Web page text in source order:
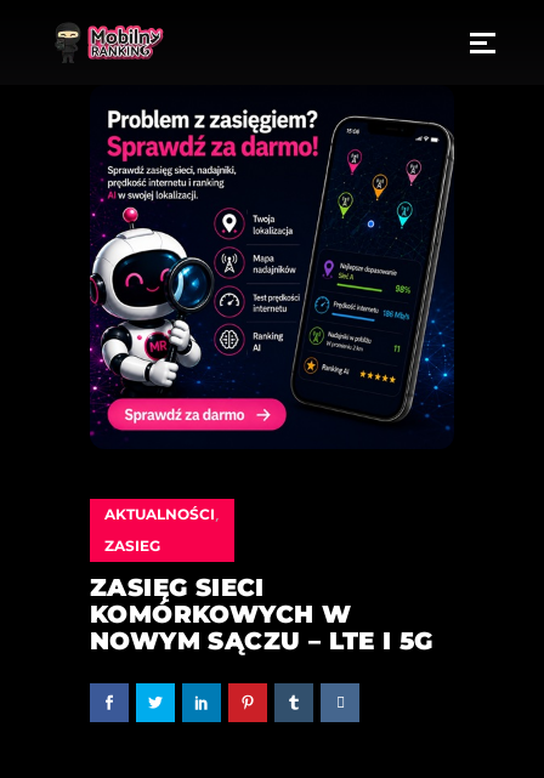
AKTUALNOŚCI
ZASIEG
ZASIĘG SIECI
KOMÓRKOWYCH W
NOWYM SĄCZU – LTE I 5G